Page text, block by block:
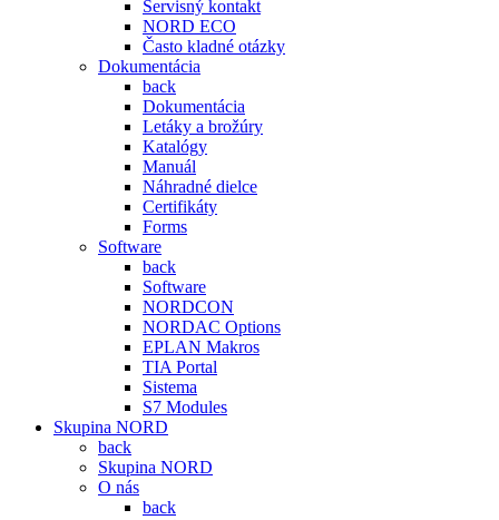
Servisný kontakt
NORD ECO
Často kladné otázky
Dokumentácia
back
Dokumentácia
Letáky a brožúry
Katalógy
Manuál
Náhradné dielce
Certifikáty
Forms
Software
back
Software
NORDCON
NORDAC Options
EPLAN Makros
TIA Portal
Sistema
S7 Modules
Skupina NORD
back
Skupina NORD
O nás
back